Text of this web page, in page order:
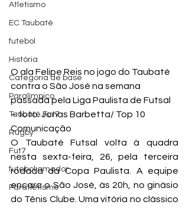
Atletismo
EC Taubaté
futebol
História
Categoria de base
Paralímpico
Taubaté Fut7
Rugby
Fut7
futebol amador
Paratletismo
O ala Felipe Reis no jogo do Taubaté
contra o São José na semana
passada pela Liga Paulista de Futsal
– foto: Jonas Barbetta/ Top 10
Comunicação
O Taubaté Futsal volta à quadra
nesta sexta-feira, 26, pela terceira
rodada da Copa Paulista. A equipe
encara o São José, às 20h, no ginásio
do Tênis Clube. Uma vitória no clássico